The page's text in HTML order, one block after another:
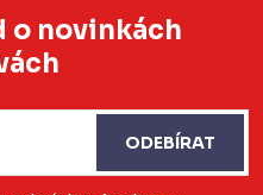
o novinkách
ODEBÍRAT